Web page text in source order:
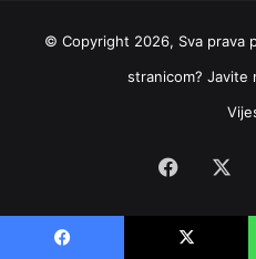
© Copyright 2026, Sva prava
stranicom? Javite